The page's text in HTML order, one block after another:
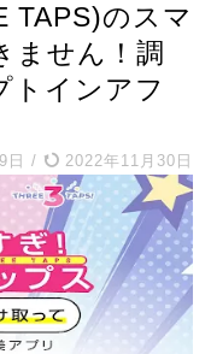
TAPS)のスマ
ません！調
トインアフ
日 / 2022年11月30日